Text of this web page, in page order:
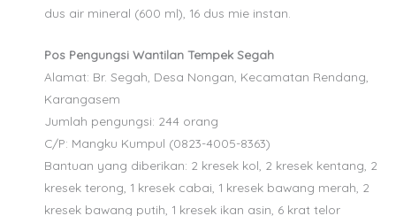
dus air mineral (600 ml), 16 dus mie instan.
Pos Pengungsi Wantilan Tempek Segah
Alamat: Br. Segah, Desa Nongan, Kecamatan Rendang,
Karangasem
Jumlah pengungsi: 244 orang
C/P: Mangku Kumpul (0823-4005-8363)
Bantuan yang diberikan: 2 kresek kol, 2 kresek kentang, 2
kresek terong, 1 kresek cabai, 1 kresek bawang merah, 2
kresek bawang putih, 1 kresek ikan asin, 6 krat telor